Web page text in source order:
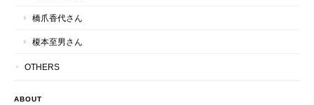
橋爪香代さん
榎本至男さん
OTHERS
ABOUT